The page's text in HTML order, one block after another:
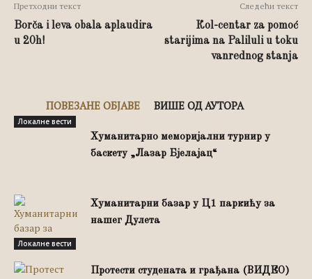
Претходни текст
Borča i leva obala aplaudira
u 20h!
Следећи текст
Кol-centar za pomoć
starijima na Paliluli u toku
vanrednog stanja
ПОВЕЗАНЕ ОБЈАВЕ ВИШЕ ОД АУТОРА
Локалне вести
Хуманитарно меморијални турнир у
баскету „Лазар Бјелајац“
Локалне вести
Хуманитарни базар у Ц1 паркићу за
нашег Дулета
Протести студената и грађана (ВИДЕО)